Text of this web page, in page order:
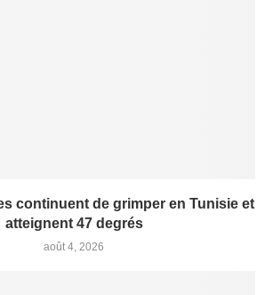
continuent de grimper en Tunisie et
atteignent 47 degrés
août 4, 2026